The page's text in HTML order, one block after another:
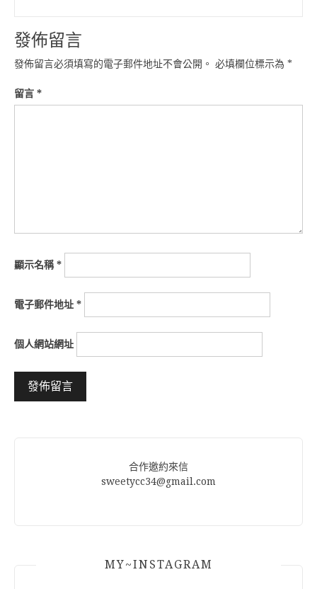
發佈留言
發佈留言必須填寫的電子郵件地址不會公開。 必填欄位標示為 *
留言 *
顯示名稱*
電子郵件地址 *
個人網站網址
合作邀約來信
sweetycc34@gmail.com
MY~INSTAGRAM